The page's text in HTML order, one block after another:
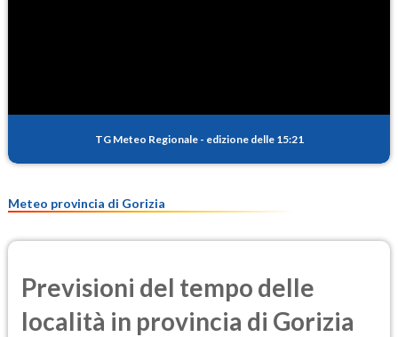
TG Meteo Regionale - edizione delle 15:21
Meteo provincia di Gorizia
Previsioni del tempo delle
località in provincia di Gorizia